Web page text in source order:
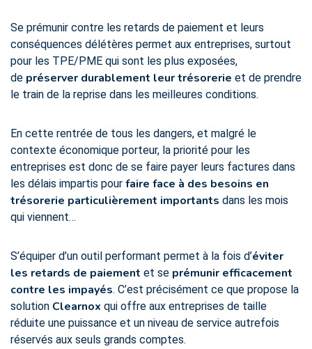
Se prémunir contre les retards de paiement et leurs
conséquences délétères permet aux entreprises, surtout
pour les TPE/PME qui sont les plus exposées,
de préserver durablement leur trésorerie et de prendre
le train de la reprise dans les meilleures conditions.
En cette rentrée de tous les dangers, et malgré le
contexte économique porteur, la priorité pour les
entreprises est donc de se faire payer leurs factures dans
les délais impartis pour faire face à des besoins en
trésorerie particulièrement importants dans les mois
qui viennent…
S’équiper d’un outil performant permet à la fois d’éviter
les retards de paiement et se prémunir efficacement
contre les impayés. C’est précisément ce que propose la
solution Clearnox qui offre aux entreprises de taille
réduite une puissance et un niveau de service autrefois
réservés aux seuls grands comptes.